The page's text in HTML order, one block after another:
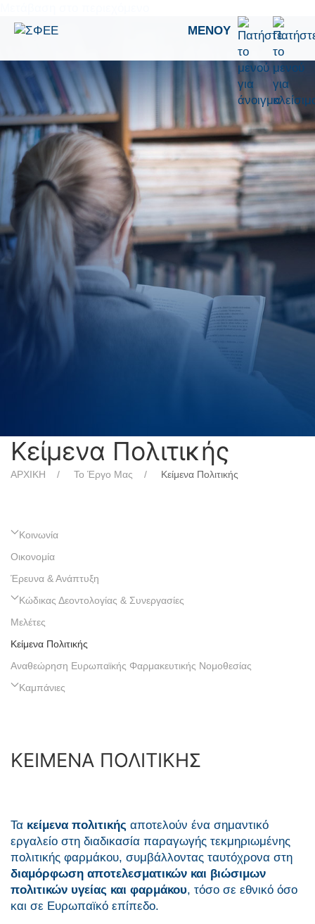
ΜΕΝΟΎ
Κείμενα Πολιτικής
ΑΡΧΙΚΗ Το Έργο Μας Κείμενα Πολιτικής
ΚΕΙΜΕΝΑ ΠΟΛΙΤΙΚΗΣ
Τα κείμενα πολιτικής αποτελούν ένα σημαντικό
εργαλείο στη διαδικασία παραγωγής τεκμηριωμένης
πολιτικής φαρμάκου, συμβάλλοντας ταυτόχρονα στη
διαμόρφωση αποτελεσματικών και βιώσιμων
πολιτικών υγείας και φαρμάκου, τόσο σε εθνικό όσο
και σε Ευρωπαϊκό επίπεδο.
Κοινωνία
Οικονομία
Έρευνα & Ανάπτυξη
Κώδικας Δεοντολογίας & Συνεργασίες
Μελέτες
Κείμενα Πολιτικής
Αναθεώρηση Ευρωπαϊκής Φαρμακευτικής Νομοθεσίας
Καμπάνιες